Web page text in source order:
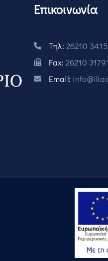
Επικοινωνία
Τηλ: 26210
Fax: 26210
Email: